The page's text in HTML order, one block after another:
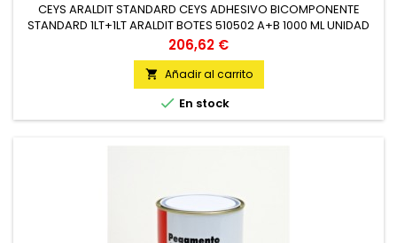
CEYS ARALDIT STANDARD CEYS ADHESIVO BICOMPONENTE
STANDARD 1LT+1LT ARALDIT BOTES 510502 A+B 1000 ML UNIDAD
Precio
206,62 €
 Añadir al carrito
 En stock